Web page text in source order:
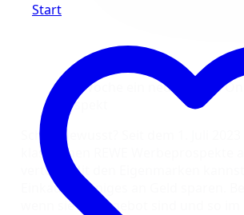
Jede Woche ein neuer REWE
Prospekt
Schon gewusst? Seit dem 1. Juli
klassischen REWE Werbeprospekte
verteilt. Mit den Eigenmarken kannst
Einkaufen einiges an Geld sparen.
wenn sie im Angebot sind und so im
Start